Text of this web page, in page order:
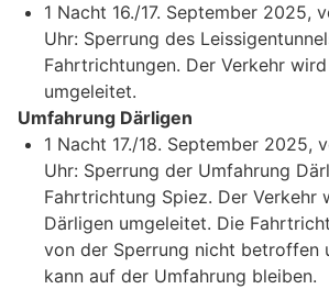
1 Nacht 16./17. September 2025,
Uhr: Sperrung des
Fahrtrichtungen. Der Verkehr
umgeleitet.
Umfahrung Därligen
1 Nacht 17./18. September 2025,
Uhr: Sperrung der Umfahrung
Fahrtrichtung Spiez. Der Verkehr
Därligen umgeleitet. Die
von der Sperrung nicht betroffen
kann auf der Umfahrung bleiben.